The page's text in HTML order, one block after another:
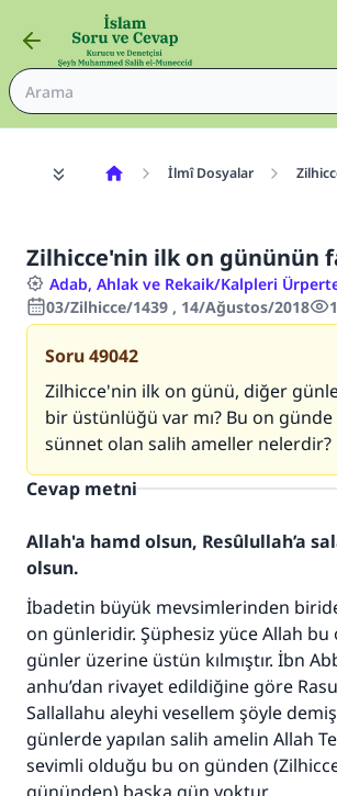
İlmî Dosyalar
Zilhicce'nin ilk on gününün
Adab, Ahlak ve Rekaik/Kalpleri
03/Zilhicce/1439 , 14/Ağustos/2018
Soru49042
Zilhicce'nin ilk on günü, diğer
bir üstünlüğü var mı? Bu on günde
sünnet olan salih ameller nelerdir?
Cevap metni
Allah'a hamd olsun, Resûlullah’a
olsun.
İbadetin büyük mevsimlerinden
on günleridir. Şüphesiz yüce Allah
günler üzerine üstün kılmıştır. İbn
anhu’dan rivayet edildiğine göre
Sallallahu aleyhi vesellem şöyle
günlerde yapılan salih amelin Allah
sevimli olduğu bu on günden